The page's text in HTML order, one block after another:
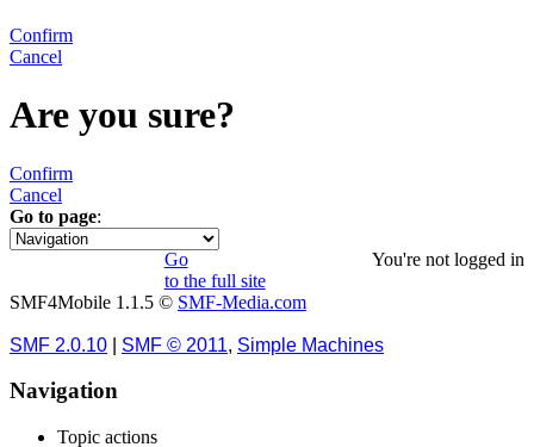
Confirm
Cancel
Are you sure?
Confirm
Cancel
Go to page:
1
You're not logged in
Go
to the full site
SMF4Mobile 1.1.5 © SMF-Media.com
SMF 2.0.10 SMF © 2011, Simple Machines
Navigation
Topic actions